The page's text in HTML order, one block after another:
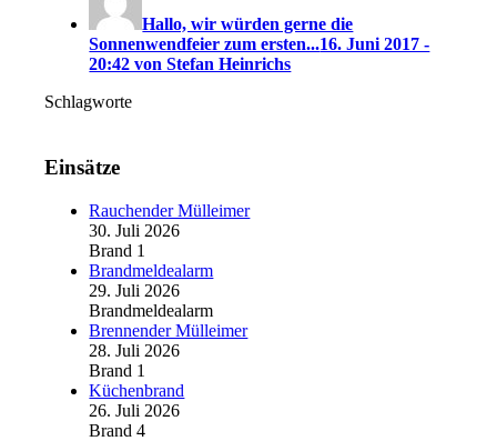
Hallo, wir würden gerne die
Sonnenwendfeier zum ersten...16. Juni 2017 -
20:42 von Stefan Heinrichs
Schlagworte
Einsätze
Rauchender Mülleimer
30. Juli 2026
Brand 1
Brandmeldealarm
29. Juli 2026
Brandmeldealarm
Brennender Mülleimer
28. Juli 2026
Brand 1
Küchenbrand
26. Juli 2026
Brand 4